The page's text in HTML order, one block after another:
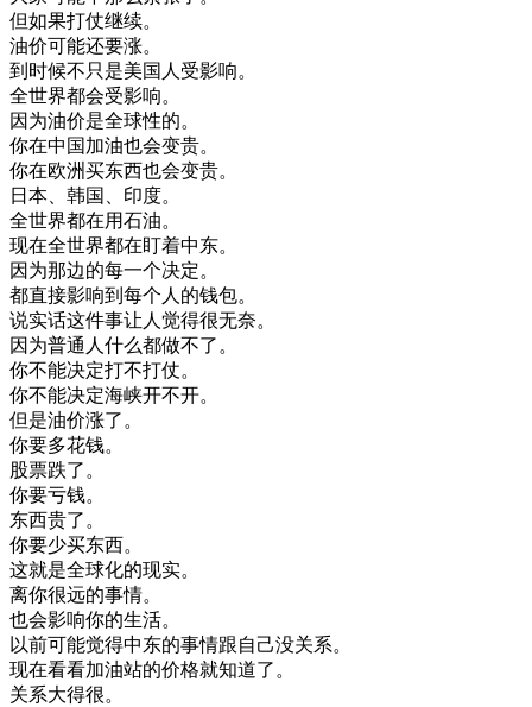
但如果打仗继续。
油价可能还要涨。
到 时候不只是美国 人受影响。
全世界都会受影响。
因为油价是全球性的。
你在中国加油也会变贵。
你在欧洲买东西也会变贵。
日本、 韩国 、 印度。
全世界都在用石油。
现在全世界都在盯着中东。
因为那边的每一个决定。
都直接影响到 每个人的钱包。
说实话这件事让人觉得很无奈。
因为普通 人什么都做不了。
你不能决定打不打仗。
你不能决定海峡开不开。
但是油价涨了。
你要多花钱。
股票跌了。
你要亏钱。
东西贵了。
你要少买东西。
这就是全球化的现实。
离你很远的事情。
也会影响你的生活。
以前可能觉得中东的事情跟自己没关系。
现在看看加油站的价格就知道了。
关系大得很。